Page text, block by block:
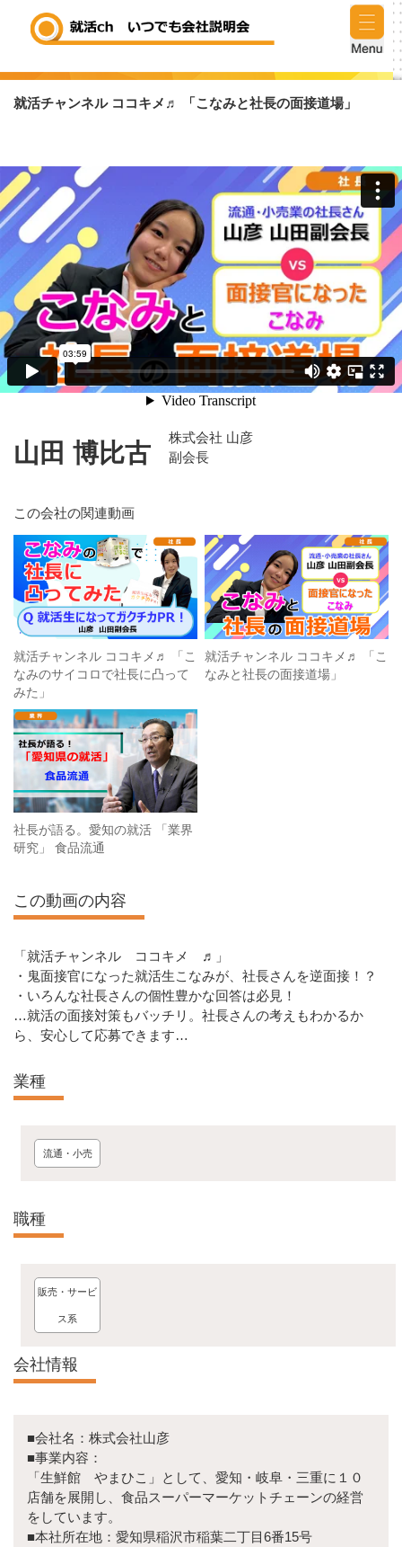
就活チャンネル ココキメ♬ 「こなみと社長の面接道場」
山田 博比古
株式会社 山彦
副会長
この会社の関連動画
就活チャンネル ココキメ♬ 「こ
なみのサイコロで社長に凸って
みた」
就活チャンネル ココキメ♬ 「こ
なみと社長の面接道場」
社長が語る。愛知の就活 「業界
研究」 食品流通
この動画の内容
「就活チャンネル ココキメ ♬」
・鬼面接官になった就活生こなみが、社長さんを逆面接！？
・いろんな社長さんの個性豊かな回答は必見！
…就活の面接対策もバッチリ。社長さんの考えもわかるか
ら、安心して応募できます…
業種
流通・小売
職種
販売・サービ
ス系
会社情報
■会社名：株式会社山彦
■事業内容：
「生鮮館 やまひこ」として、愛知・岐阜・三重に１０
店舗を展開し、食品スーパーマーケットチェーンの経営
をしています。
■本社所在地：愛知県稲沢市稲葉二丁目6番15号